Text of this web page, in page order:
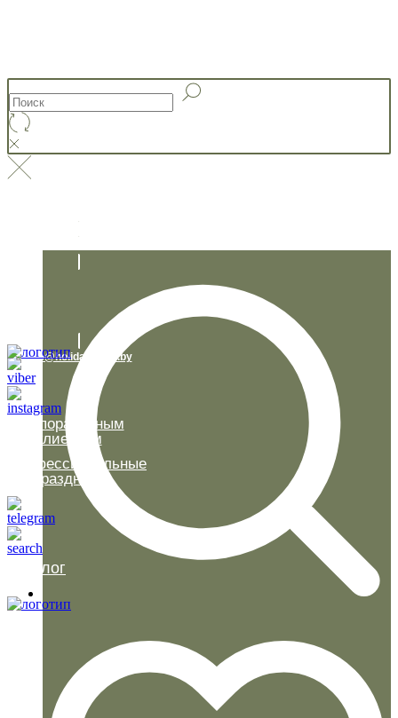
info@holidaystory.by
Корпоративным
клиентам
Профессиональные
праздники
Каталог